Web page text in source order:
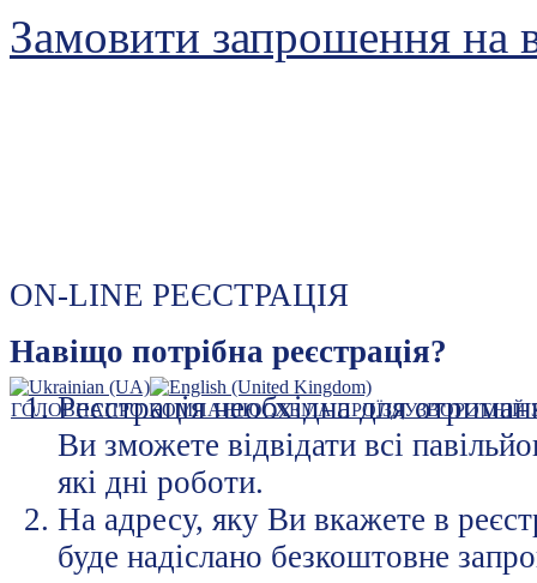
Замовити запрошення на
контрактовий ярмарок
лідер виставкового бізнесу
ГОЛОВНАПРО КОМПАНІЮСХЕМА ПРОЇЗДУЗВОРОТНІЙ
ON-LINE РЕЄСТРАЦІЯ
Навіщо потрібна реєстрація?
Реєстрація необхідна для
Ви зможете відвідати всі
які дні роботи.
На адресу, яку Ви вкажете в
буде надіслано безкоштовне